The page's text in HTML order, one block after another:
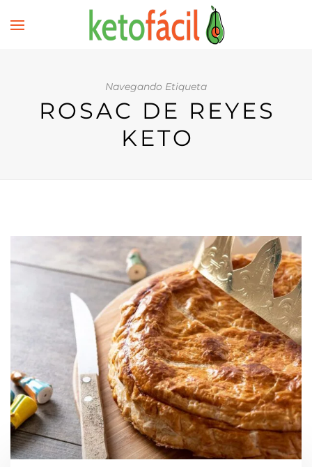
Navegando Etiqueta
ROSAC DE REYES
KETO